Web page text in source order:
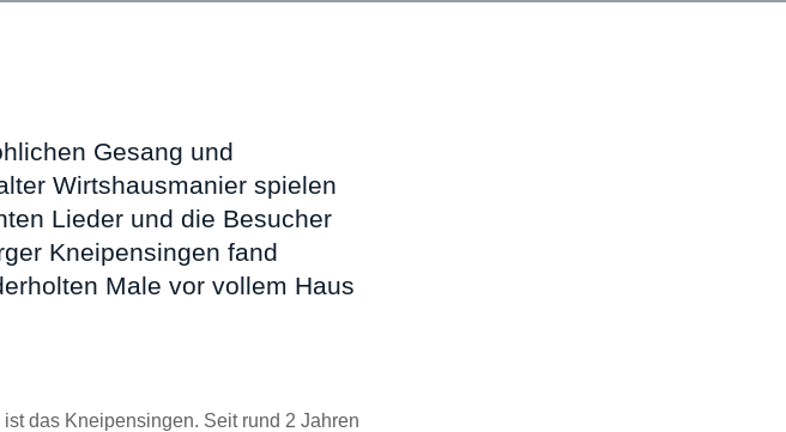
Gesang und
Wirtshausmanier spielen
Lieder und die Besucher
Kneipensingen fand
Male vor vollem Haus
das Kneipensingen. Seit rund 2 Jahren